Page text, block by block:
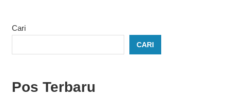
Cari
CARI
Pos Terbaru